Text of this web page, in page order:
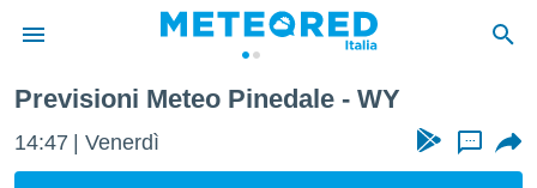
di
Previsioni Meteo Pinedale - WY
14:47 Venerdì ...